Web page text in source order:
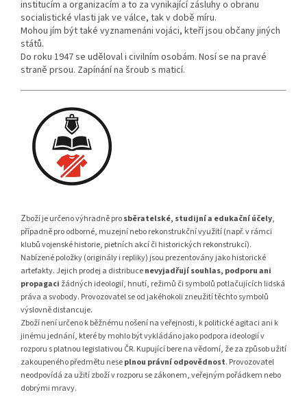
institucím a organizacím a to za vynikající zásluhy o obranu
socialistické vlasti jak ve válce, tak v době míru.
Mohou jím být také vyznamenáni vojáci, kteří jsou občany jiných
států.
Do roku 1947 se uděloval i civilním osobám. Nosí se na pravé
straně prsou. Zapínání na šroub s maticí.
Zboží je určeno výhradně prosběratelské, studijní a edukační účely,
případně pro odborné, muzejní nebo rekonstrukční využití (např. v rámci
klubů vojenské historie, pietních akcí či historických rekonstrukcí).
Nabízené položky (originály i repliky) jsou prezentovány jako historické
artefakty. Jejich prodej a distribucenevyjadřují souhlas, podporu ani
propagaci žádných ideologií, hnutí, režimů či symbolů potlačujících lidská
práva a svobody. Provozovatel se od jakéhokoli zneužití těchto symbolů
výslovně distancuje.
Zboží není určeno k běžnému nošení na veřejnosti, k politické agitaci ani k
jinému jednání, které by mohlo být vykládáno jako podpora ideologií v
rozporu s platnou legislativou ČR. Kupující bere na vědomí, že za způsob užití
zakoupeného předmětu neseplnou právní odpovědnost. Provozovatel
neodpovídá za užití zboží v rozporu se zákonem, veřejným pořádkem nebo
dobrými mravy.